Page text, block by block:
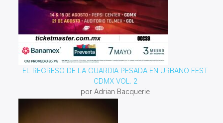
EL REGRESO DE LA GUARDIA PESADA EN URBANO FEST
CDMX VOL. 2
por Adrian Bacquerie